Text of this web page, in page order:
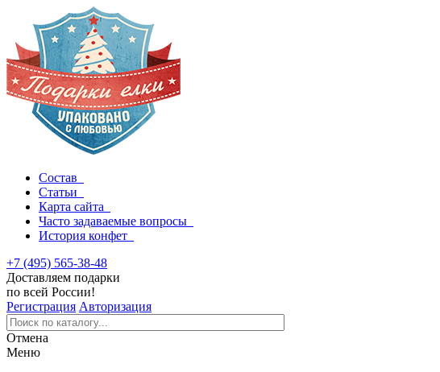
Состав
Статьи
Карта сайта
Часто задаваемые вопросы
История конфет
+7 (495) 565-38-48
Доставляем подарки
по всей России!
Регистрация Авторизация
Отмена
Меню